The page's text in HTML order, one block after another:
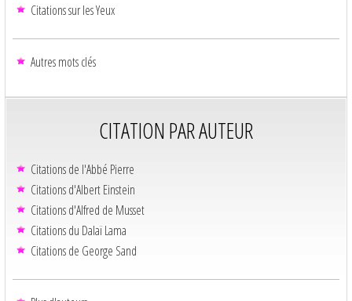
Citations sur les Yeux
Autres mots clés
CITATION PAR AUTEUR
Citations de l'Abbé Pierre
Citations d'Albert Einstein
Citations d'Alfred de Musset
Citations du Dalaï Lama
Citations de George Sand